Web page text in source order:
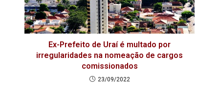
Ex-Prefeito de Uraí é multado por
irregularidades na nomeação de cargos
comissionados
23/09/2022